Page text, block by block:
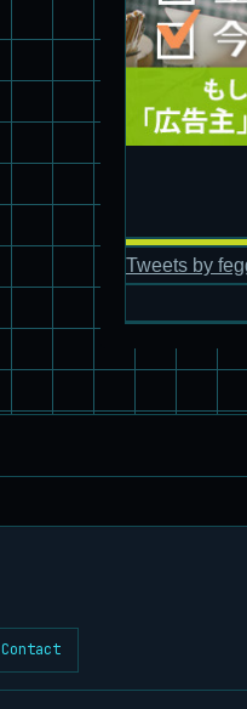
旧キット製作★
Tweets by
Contact